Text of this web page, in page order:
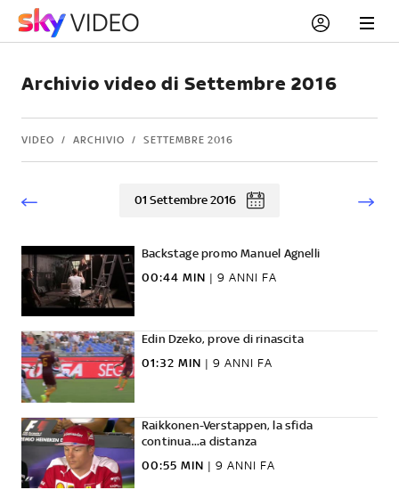
Archivio video di Settembre 2016
VIDEO ARCHIVIO SETTEMBRE 2016
01 Settembre 2016
Backstage promo Manuel Agnelli
00:44 MIN | 9 ANNI FA
Edin Dzeko, prove di rinascita
01:32 MIN | 9 ANNI FA
Raikkonen-Verstappen, la sfida
continua...a distanza
00:55 MIN | 9 ANNI FA